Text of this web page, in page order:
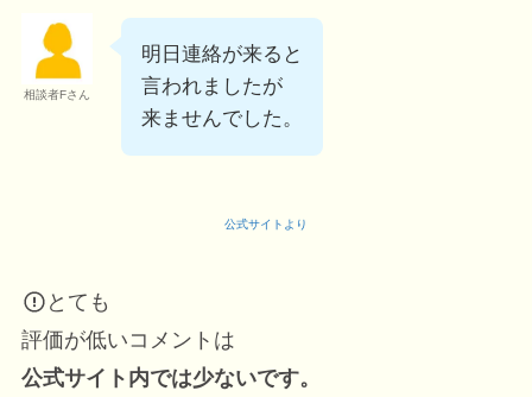
相談者Fさん
明日連絡が来ると
言われましたが
来ませんでした。
公式サイトより
とても
評価が低いコメントは
公式サイト内では少ないです。